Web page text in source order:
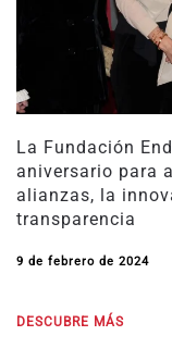
La Fundación
aniversario para
alianzas, la
transparencia
9 de febrero de 2024
DESCUBRE MÁS